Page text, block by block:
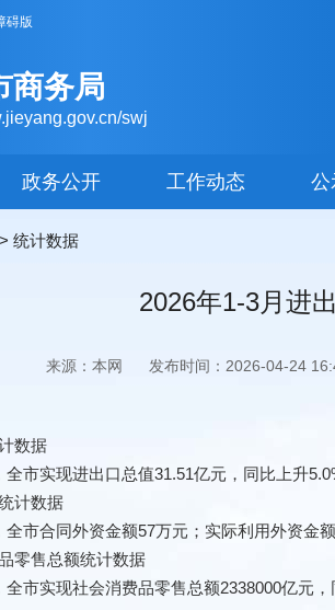
碍版
商务局
swj
政务公开 工作动态 公
> 统计数据
2026年1-3月进
来源：本网 发布时间：2026-04-24
数据
实现进出口总值31.51亿元，同比上升
计数据
合同外资金额57万元；实际利用外资金
售总额统计数据
实现社会消费品零售总额2338000亿元，